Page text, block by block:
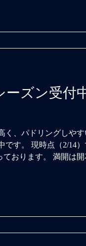
ーズン受付
く、パドリングしや
です。 現時点（2/14
ております。 満開は